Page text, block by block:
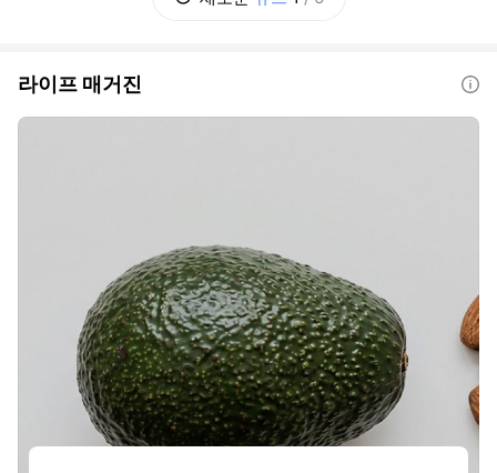
라이프 매거진